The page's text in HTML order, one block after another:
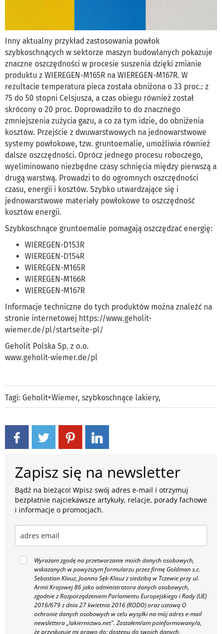
Inny aktualny przykład zastosowania powłok
szybkoschnących w sektorze maszyn budowlanych pokazuje
znaczne oszczędności w procesie suszenia dzięki zmianie
produktu z WIEREGEN-M165R na WIEREGEN-M167R. W
rezultacie temperatura pieca została obniżona o 33 proc.: z
75 do 50 stopni Celsjusza, a czas obiegu również został
skrócony o 20 proc. Doprowadziło to do znacznego
zmniejszenia zużycia gazu, a co za tym idzie, do obniżenia
kosztów. Przejście z dwuwarstwowych na jednowarstwowe
systemy powłokowe, tzw. gruntoemalie, umożliwia również
dalsze oszczędności. Oprócz jednego procesu roboczego,
wyeliminowano niezbędne czasy schnięcia między pierwszą a
drugą warstwą. Prowadzi to do ogromnych oszczędności
czasu, energii i kosztów. Szybko utwardzające się i
jednowarstwowe materiały powłokowe to oszczędność
kosztów energii.
Szybkoschnące gruntoemalie pomagają oszczędzać energię:
WIEREGEN-D153R
WIEREGEN-D154R
WIEREGEN-M165R
WIEREGEN-M166R
WIEREGEN-M167R
Informacje techniczne do tych produktów można znaleźć na
stronie internetowej https://www.geholit-
wiemer.de/pl/startseite-pl/
Geholit Polska Sp. z o.o.
www.geholit-wiemer.de/pl
Tagi: Geholit+Wiemer, szybkoschnące lakiery,
Zapisz się na newsletter
Bądź na bieżąco! Wpisz swój adres e-mail i otrzymuj
bezpłatnie najciekawsze artykuły, relacje, porady fachowe
i informacje o promocjach.
Wyrażam zgodę na przetwarzanie moich danych osobowych,
wskazanych w powyższym formularzu przez firmę Goldman s.c.
Sebastian Klauz, Joanna Sęk-Klauz z siedzibą w Tczewie przy ul.
Armii Krajowej 86 jako administratora danych osobowych,
zgodnie z Rozporządzeniem Parlamentu Europejskiego i Rady (UE)
2016/679 z dnia 27 kwietnia 2016 (RODO) oraz ustawą O
ochronie danych osobowych w celu wysyłki na mój adres e-mail
newslettera „lakiernictwo.net". Zostałem/am poinformowany/a,
że przysługuje mi prawo do: dostępu do swoich danych,